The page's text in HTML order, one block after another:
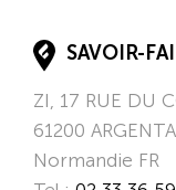
SAVOIR-
ZI, 17 RUE DU
61200
Normandie FR